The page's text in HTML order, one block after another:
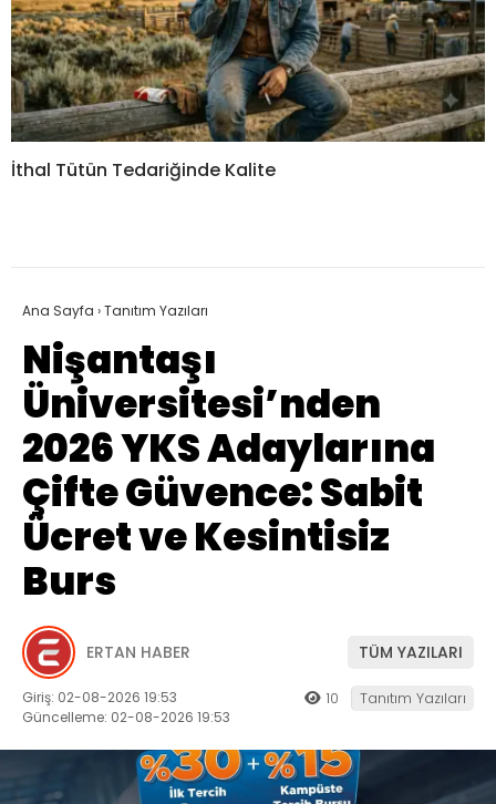
İthal Tütün Tedariğinde Kalite
Ana Sayfa ›Tanıtım Yazıları
Nişantaşı
Üniversitesi’nden
2026 YKS Adaylarına
Çifte Güvence: Sabit
Ücret ve Kesintisiz
Burs
ERTAN HABER TÜM YAZILARI
Giriş: 02-08-2026 19:53
Güncelleme: 02-08-2026 19:53
10 Tanıtım Yazıları